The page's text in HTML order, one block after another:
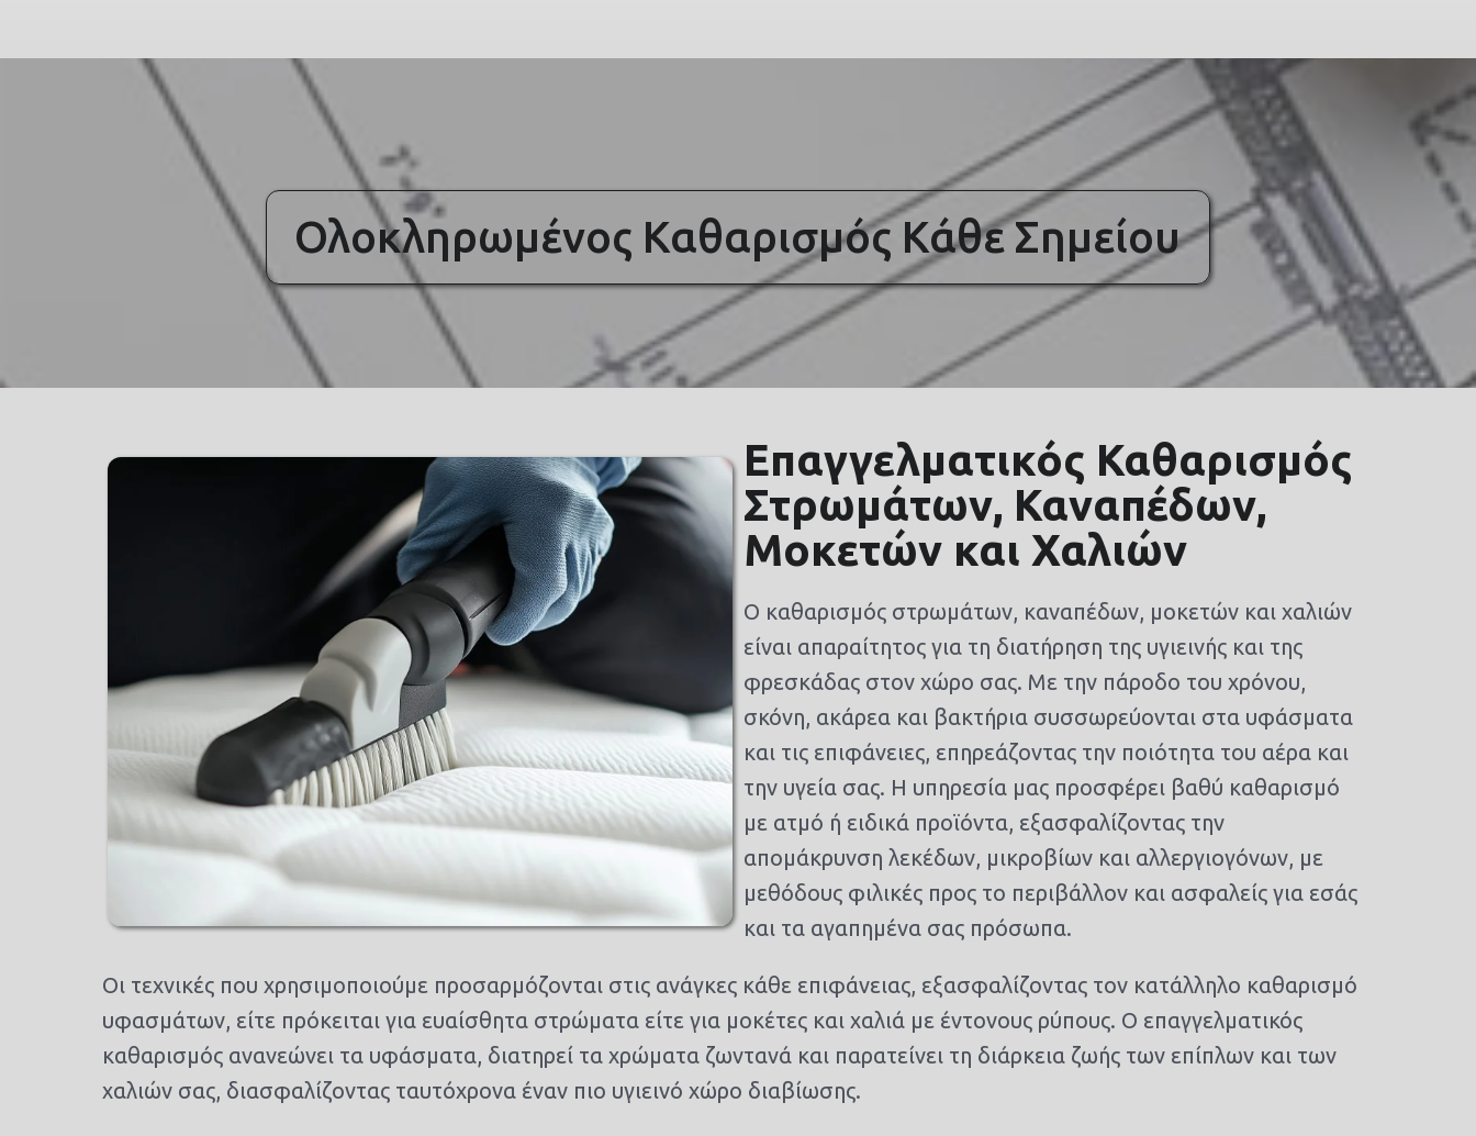
Ολοκληρωμένος Καθαρισμός Κάθε Σημείου
Eπαγγελματικός Καθαρισμός
Στρωμάτων, Καναπέδων,
Μοκετών και Χαλιών
Ο καθαρισμός στρωμάτων, καναπέδων, μοκετών και χαλιών
είναι απαραίτητος για τη διατήρηση της υγιεινής και της
φρεσκάδας στον χώρο σας. Με την πάροδο του χρόνου,
σκόνη, ακάρεα και βακτήρια συσσωρεύονται στα υφάσματα
και τις επιφάνειες, επηρεάζοντας την ποιότητα του αέρα και
την υγεία σας. Η υπηρεσία μας προσφέρει βαθύ καθαρισμό
με ατμό ή ειδικά προϊόντα, εξασφαλίζοντας την
απομάκρυνση λεκέδων, μικροβίων και αλλεργιογόνων, με
μεθόδους φιλικές προς το περιβάλλον και ασφαλείς για εσάς
και τα αγαπημένα σας πρόσωπα.
Οι τεχνικές που χρησιμοποιούμε προσαρμόζονται στις ανάγκες κάθε επιφάνειας, εξασφαλίζοντας τον κατάλληλο καθαρισμό
υφασμάτων, είτε πρόκειται για ευαίσθητα στρώματα είτε για μοκέτες και χαλιά με έντονους ρύπους. Ο επαγγελματικός
καθαρισμός ανανεώνει τα υφάσματα, διατηρεί τα χρώματα ζωντανά και παρατείνει τη διάρκεια ζωής των επίπλων και των
χαλιών σας, διασφαλίζοντας ταυτόχρονα έναν πιο υγιεινό χώρο διαβίωσης.